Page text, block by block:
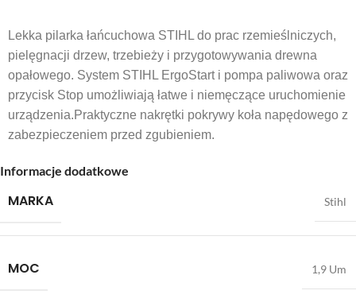
Lekka pilarka łańcuchowa STIHL do prac rzemieślniczych,
pielęgnacji drzew, trzebieży i przygotowywania drewna
opałowego. System STIHL ErgoStart i pompa paliwowa oraz
przycisk Stop umożliwiają łatwe i niemęczące uruchomienie
urządzenia.Praktyczne nakrętki pokrywy koła napędowego z
zabezpieczeniem przed zgubieniem.
Informacje dodatkowe
MARKA Stihl
MOC 1,9 Um